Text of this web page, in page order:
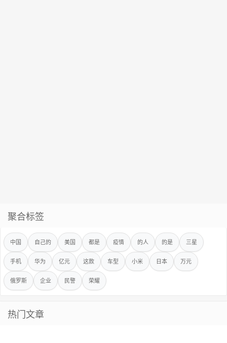
聚合标签
中国 自己的 美国 都是 疫情 的人 的是 三星
手机 华为 亿元 这款 车型 小米 日本 万元
俄罗斯 企业 民警 荣耀
热门文章